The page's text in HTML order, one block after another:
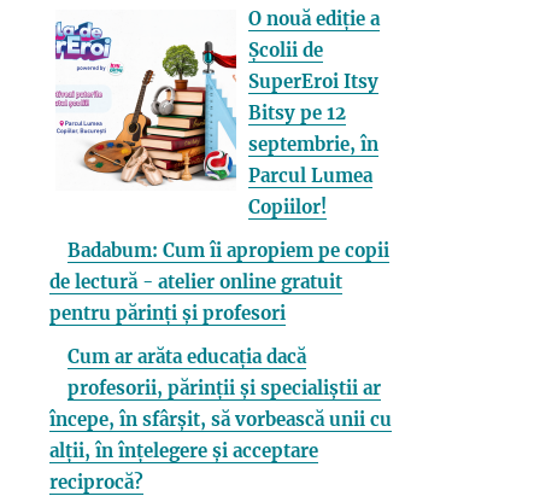
O nouă ediție a
Școlii de
SuperEroi Itsy
Bitsy pe 12
septembrie, în
Parcul Lumea
Copiilor!
Badabum: Cum îi apropiem pe copii
de lectură - atelier online gratuit
pentru părinți și profesori
Cum ar arăta educația dacă
profesorii, părinții și specialiștii ar
începe, în sfârșit, să vorbească unii cu
alții, în înțelegere și acceptare
reciprocă?